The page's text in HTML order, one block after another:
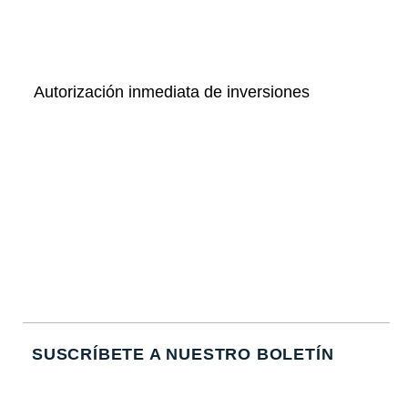
Autorización inmediata de inversiones
SUSCRÍBETE A NUESTRO BOLETÍN